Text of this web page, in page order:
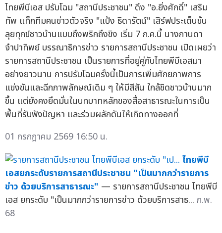
ไทยพีบีเอส ปรับโฉม "สถานีประชาชน" ดึง "อ.ยิ่งศักดิ์" เสริม
ทัพ แท็กทีมคนข่าวตัวจริง "แป้ง ธิดารัตน์" เสิร์ฟประเด็นข้น
ลุยทุกข์ชาวบ้านแบบถึงพริกถึงขิง เริ่ม 7 ก.ค.นี้ นางกานดา
จำปาทิพย์ บรรณาธิการข่าว รายการสถานีประชาชน เปิดเผยว่า
รายการสถานีประชาชน เป็นรายการที่อยู่คู่กับไทยพีบีเอสมา
อย่างยาวนาน การปรับโฉมครั้งนี้เป็นการเพิ่มศักยภาพการ
แข่งขันและฉีกภาพลักษณ์เดิม ๆ ให้มีสีสัน ใกล้ชิดชาวบ้านมาก
ขึ้น แต่ยังคงยึดมั่นในบทบาทหลักของสื่อสาธารณะในการเป็น
พื้นที่รับฟังปัญหา และร่วมผลักดันให้เกิดทางออกที่
01 กรกฎาคม 2569 16:50 น.
ไทยพีบี
เอสยกระดับรายการสถานีประชาชน "เป็นมากกว่ารายการ
ข่าว ด้วยบริการสาธารณะ" — รายการสถานีประชาชน ไทยพีบี
เอส ยกระดับ "เป็นมากกว่ารายการข่าว ด้วยบริการสาธ... ก.พ.
68